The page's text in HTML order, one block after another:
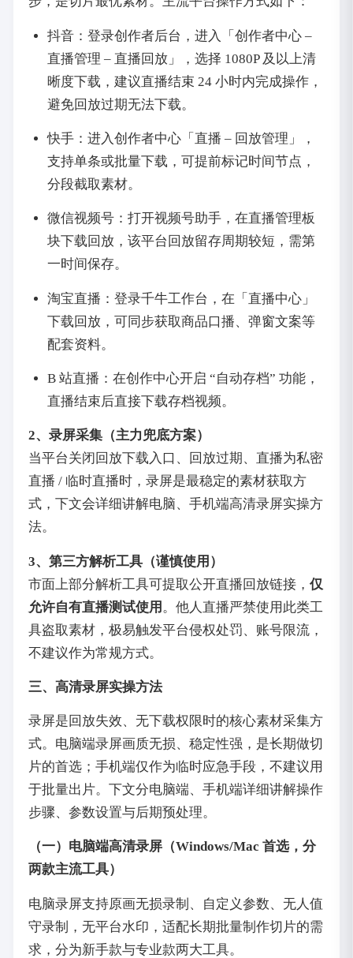
抖音：登录创作者后台，进入「创作者中心 –
直播管理 – 直播回放」，选择 1080P 及以上清
晰度下载，建议直播结束 24 小时内完成操作，
避免回放过期无法下载。
快手：进入创作者中心「直播 – 回放管理」，
支持单条或批量下载，可提前标记时间节点，
分段截取素材。
微信视频号：打开视频号助手，在直播管理板
块下载回放，该平台回放留存周期较短，需第
一时间保存。
淘宝直播：登录千牛工作台，在「直播中心」
下载回放，可同步获取商品口播、弹窗文案等
配套资料。
B 站直播：在创作中心开启 “自动存档” 功能，
直播结束后直接下载存档视频。
2、录屏采集（主力兜底方案）
当平台关闭回放下载入口、回放过期、直播为私密
直播 / 临时直播时，录屏是最稳定的素材获取方
式，下文会详细讲解电脑、手机端高清录屏实操方
法。
3、第三方解析工具（谨慎使用）
市面上部分解析工具可提取公开直播回放链接， 仅
允许自有直播测试使用 。他人直播严禁使用此类工
具盗取素材，极易触发平台侵权处罚、账号限流，
不建议作为常规方式。
三、高清录屏实操方法
录屏是回放失效、无下载权限时的核心素材采集方
式。电脑端录屏画质无损、稳定性强，是长期做切
片的首选；手机端仅作为临时应急手段，不建议用
于批量出片。下文分电脑端、手机端详细讲解操作
步骤、参数设置与后期预处理。
（一）电脑端高清录屏（Windows/Mac 首选，分
两款主流工具）
电脑录屏支持原画无损录制、自定义参数、无人值
守录制，无平台水印，适配长期批量制作切片的需
求，分为新手款与专业款两大工具。